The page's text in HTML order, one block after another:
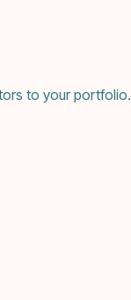
to your portfolio.